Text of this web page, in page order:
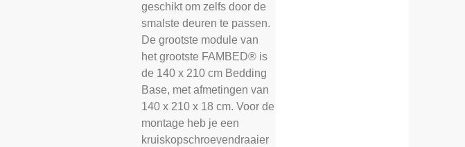
geschikt om zelfs door de
smalste deuren te passen.
De grootste module van
het grootste FAMBED® is
de 140 x 210 cm Bedding
Base, met afmetingen van
140 x 210 x 18 cm. Voor de
montage heb je een
kruiskopschroevendraaier